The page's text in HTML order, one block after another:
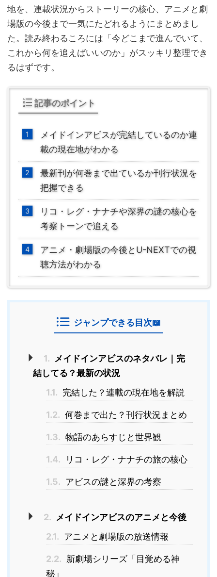
地を、連載状況からストーリーの核心、アニメと劇
場版の今後まで一気にたどれるようにまとめまし
た。読み終わるころには「今どこまで進んでいて、
これから何を追えばいいのか」がスッキリ整理でき
るはずです。
記事のポイント
メイドインアビスが完結しているのか連
載の現在地がわかる
最新刊が何巻まで出ているか刊行状況を
把握できる
リコ・レグ・ナナチや深界の謎の核心を
考察トーンで追える
アニメ・劇場版の今後とU-NEXTでの視
聴方法がわかる
ジャンプできる目次📖
1.
メイドインアビスのネタバレ｜完
結してる？最新の状況
1.1. 完結した？連載の現在地を解説
1.2. 何巻まで出た？刊行状況まとめ
1.3. 物語のあらすじと世界観
1.4. リコ・レグ・ナナチの旅の核心
1.5. アビスの謎と深界の考察
2.
メイドインアビスのアニメと今後
2.1. アニメと劇場版の放送情報
2.2. 新劇場シリーズ「目覚める神
秘」